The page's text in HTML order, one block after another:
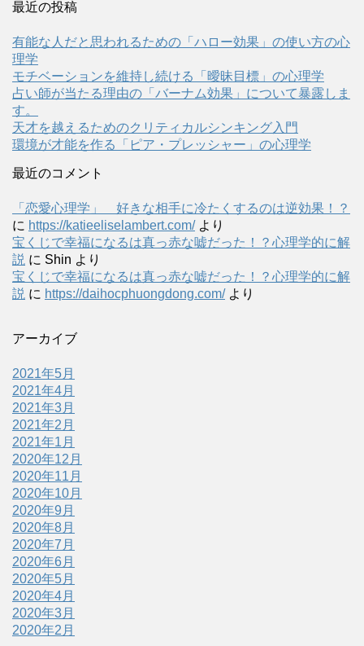
最近の投稿
有能な人だと思われるための「ハロー効果」の使い方の心
理学
モチベーションを維持し続ける「曖昧目標」の心理学
占い師が当たる理由の「バーナム効果」について暴露しま
す。
天才を越えるためのクリティカルシンキング入門
環境が才能を作る「ピア・プレッシャー」の心理学
最近のコメント
「恋愛心理学」 好きな相手に冷たくするのは逆効果！？
に https://katieeliselambert.com/より
宝くじで幸福になるは真っ赤な嘘だった！？心理学的に解
説 に Shin より
宝くじで幸福になるは真っ赤な嘘だった！？心理学的に解
説 に https://daihocphuongdong.com/より
アーカイブ
2021年5月
2021年4月
2021年3月
2021年2月
2021年1月
2020年12月
2020年11月
2020年10月
2020年9月
2020年8月
2020年7月
2020年6月
2020年5月
2020年4月
2020年3月
2020年2月